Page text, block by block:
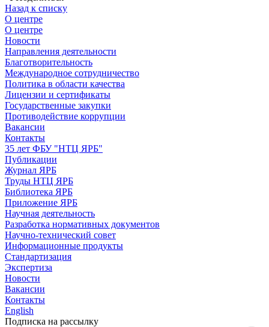
Назад к списку
О центре
О центре
Новости
Направления деятельности
Благотворительность
Международное сотрудничество
Политика в области качества
Лицензии и сертификаты
Государственные закупки
Противодействие коррупции
Вакансии
Контакты
35 лет ФБУ "НТЦ ЯРБ"
Публикации
Журнал ЯРБ
Труды НТЦ ЯРБ
Библиотека ЯРБ
Приложение ЯРБ
Научная деятельность
Разработка нормативных документов
Научно-технический совет
Информационные продукты
Стандартизация
Экспертиза
Новости
Вакансии
Контакты
English
Подписка на рассылку